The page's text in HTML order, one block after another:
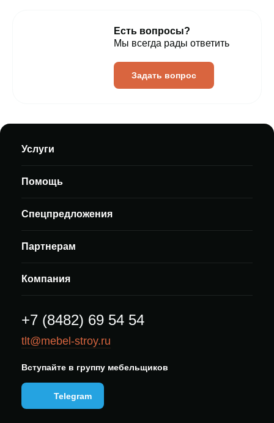
Есть вопросы?
Мы всегда рады ответить
Задать вопрос
Услуги
Помощь
Спецпредложения
Партнерам
Компания
+7 (8482) 69 54 54
tlt@mebel-stroy.ru
Вступайте в группу мебельщиков
Telegram